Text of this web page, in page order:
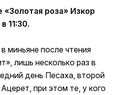
«Золотая роза» Изкор
11:30.
миньяне после чтения
лишь несколько раз в
день Песаха, второй
при этом те, у кого